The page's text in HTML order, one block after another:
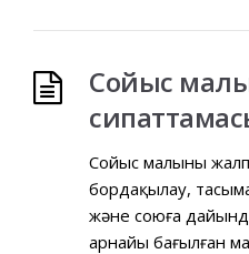
Сойыс
Сойыс малының
бордақылау,
және союға
арнайы бағылған